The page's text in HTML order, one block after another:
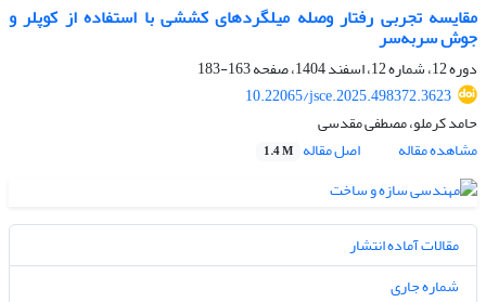
مقایسه تجربی رفتار وصله میلگردهای کششی با استفاده از کوپلر و
جوش سربه‌سر
دوره 12، شماره 12، اسفند 1404، صفحه
163-183
10.22065/jsce.2025.498372.3623
حامد کرملو، مصطفی مقدسی
مشاهده مقاله
اصل مقاله 1.4 M
مقالات آماده انتشار
شماره جاری